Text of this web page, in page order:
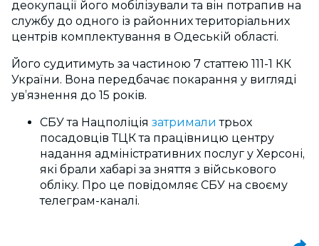
деокупації його мобілізували та він потрапив на
службу до одного із районних територіальних
центрів комплектування в Одеській області.
Його судитимуть за частиною 7 статтею 111-1 КК
України. Вона передбачає покарання у вигляді
ув’язнення до 15 років.
СБУ та Нацполіція затримали трьох
посадовців ТЦК та працівницю центру
надання адміністративних послуг у Херсоні,
які брали хабарі за зняття з військового
обліку. Про це повідомляє СБУ на своєму
телеграм-каналі.